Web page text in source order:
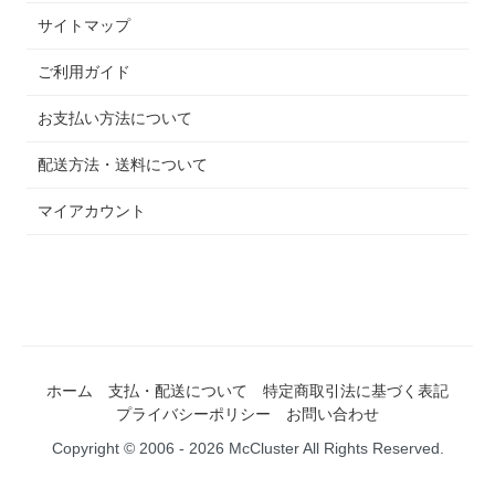
サイトマップ
ご利用ガイド
お支払い方法について
配送方法・送料について
マイアカウント
ホーム 支払・配送について
特定商取引法に基づく表記
プライバシーポリシー
お問い合わせ
Copyright © 2006 - 2026 McCluster All Rights Reserved.